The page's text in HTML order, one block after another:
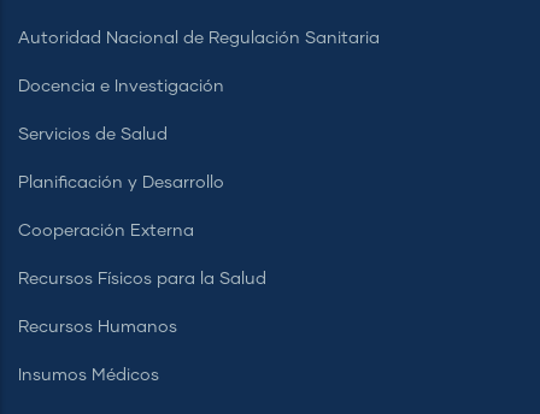
Autoridad Nacional de Regulación Sanitaria
Docencia e Investigación
Servicios de Salud
Planificación y Desarrollo
Cooperación Externa
Recursos Físicos para la Salud
Recursos Humanos
Insumos Médicos